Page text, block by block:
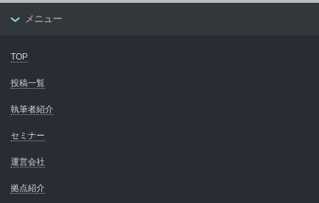
メニュー
TOP
投稿一覧
執筆者紹介
セミナー
運営会社
拠点紹介